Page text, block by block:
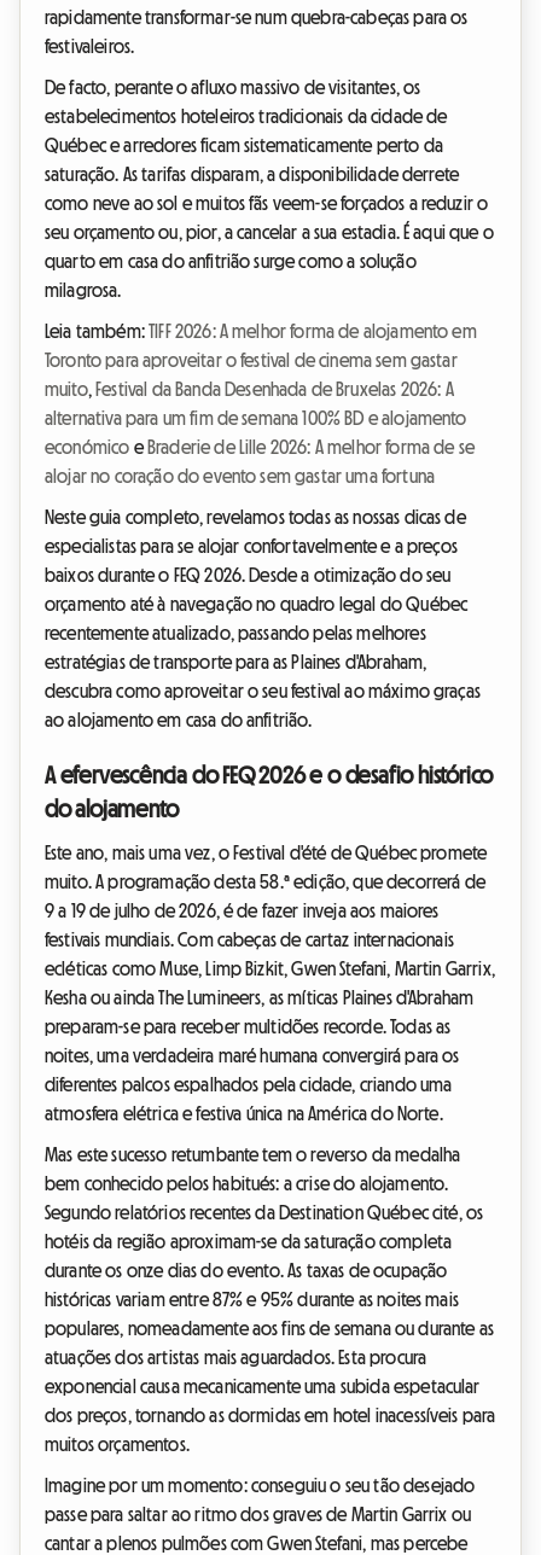
rapidamente transformar-se num quebra-cabeças para os
festivaleiros.
De facto, perante o afluxo massivo de visitantes, os
estabelecimentos hoteleiros tradicionais da cidade de
Québec e arredores ficam sistematicamente perto da
saturação. As tarifas disparam, a disponibilidade derrete
como neve ao sol e muitos fãs veem-se forçados a reduzir o
seu orçamento ou, pior, a cancelar a sua estadia. É aqui que o
quarto em casa do anfitrião surge como a solução
milagrosa.
Leia também:TIFF 2026: A melhor forma de alojamento em
Toronto para aproveitar o festival de cinema sem gastar
muito, Festival da Banda Desenhada de Bruxelas 2026: A
alternativa para um fim de semana 100% BD e alojamento
económico e Braderie de Lille 2026: A melhor forma de se
alojar no coração do evento sem gastar uma fortuna
Neste guia completo, revelamos todas as nossas dicas de
especialistas para se alojar confortavelmente e a preços
baixos durante o FEQ 2026. Desde a otimização do seu
orçamento até à navegação no quadro legal do Québec
recentemente atualizado, passando pelas melhores
estratégias de transporte para as Plaines d'Abraham,
descubra como aproveitar o seu festival ao máximo graças
ao alojamento em casa do anfitrião.
A efervescência do FEQ 2026 e o desafio histórico
do alojamento
Este ano, mais uma vez, o Festival d'été de Québec promete
muito. A programação desta 58.ª edição, que decorrerá de
9 a 19 de julho de 2026, é de fazer inveja aos maiores
festivais mundiais. Com cabeças de cartaz internacionais
ecléticas como Muse, Limp Bizkit, Gwen Stefani, Martin Garrix,
Kesha ou ainda The Lumineers, as míticas Plaines d'Abraham
preparam-se para receber multidões recorde. Todas as
noites, uma verdadeira maré humana convergirá para os
diferentes palcos espalhados pela cidade, criando uma
atmosfera elétrica e festiva única na América do Norte.
Mas este sucesso retumbante tem o reverso da medalha
bem conhecido pelos habitués: a crise do alojamento.
Segundo relatórios recentes da Destination Québec cité, os
hotéis da região aproximam-se da saturação completa
durante os onze dias do evento. As taxas de ocupação
históricas variam entre 87% e 95% durante as noites mais
populares, nomeadamente aos fins de semana ou durante as
atuações dos artistas mais aguardados. Esta procura
exponencial causa mecanicamente uma subida espetacular
dos preços, tornando as dormidas em hotel inacessíveis para
muitos orçamentos.
Imagine por um momento: conseguiu o seu tão desejado
passe para saltar ao ritmo dos graves de Martin Garrix ou
cantar a plenos pulmões com Gwen Stefani, mas percebe